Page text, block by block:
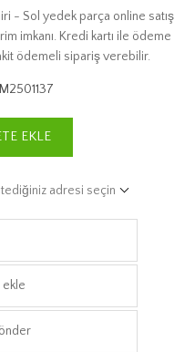
- Sol yedek parça online satış
imkanı. Kredi kartı ile ödeme
ödemeli sipariş verebilir.
EKLE
adresi seçin
ekle